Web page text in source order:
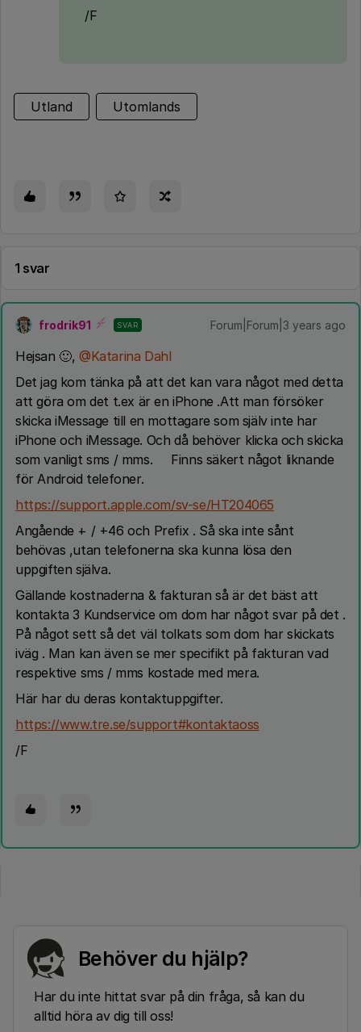
/F
Utland Utomlands
1 svar
frodrik91 SVAR Forum|Forum|3 years ago
Hejsan 🙂, @Katarina Dahl
Det jag kom tänka på att det kan vara något med detta
att göra om det t.ex är en iPhone .Att man försöker
skicka iMessage till en mottagare som själv inte har
iPhone och iMessage. Och då behöver klicka och skicka
som vanligt sms / mms. Finns säkert något liknande
för Android telefoner.
https://support.apple.com/sv-se/HT204065
Angående + / +46 och Prefix . Så ska inte sånt
behövas ,utan telefonerna ska kunna lösa den
uppgiften själva.
Gällande kostnaderna & fakturan så är det bäst att
kontakta 3 Kundservice om dom har något svar på det .
På något sett så det väl tolkats som dom har skickats
iväg . Man kan även se mer specifikt på fakturan vad
respektive sms / mms kostade med mera.
Här har du deras kontaktuppgifter.
https://www.tre.se/support#kontaktaoss
/F
Behöver du hjälp?
Har du inte hittat svar på din fråga, så kan du
alltid höra av dig till oss!